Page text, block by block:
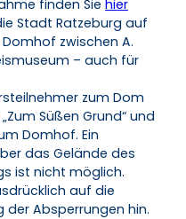
finden Sie hier
Stadt Ratzeburg auf
zwischen A.
– auch für
zum Dom
Süßen Grund“ und
Domhof. Ein
das Gelände des
ist nicht möglich.
auf die
Absperrungen hin.